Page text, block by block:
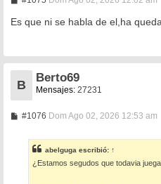
n
e
Es que ni se habla de el,ha
B
Berto69
Mensajes: 27231
#1076M
a
j
Dom Ago 02, 2026 12:53 am
abelguga escribió: ↑
¿Estamos segudos que todavia